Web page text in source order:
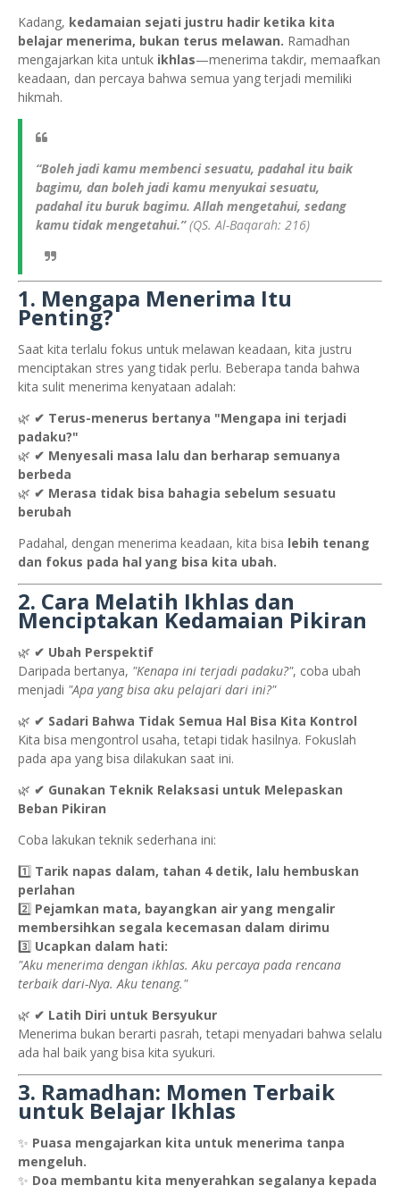
Kadang, kedamaian sejati justru hadir ketika kita
belajar menerima, bukan terus melawan. Ramadhan
mengajarkan kita untuk ikhlas—menerima takdir, memaafkan
keadaan, dan percaya bahwa semua yang terjadi memiliki
hikmah.
“Boleh jadi kamu membenci sesuatu, padahal itu baik
bagimu, dan boleh jadi kamu menyukai sesuatu,
padahal itu buruk bagimu. Allah mengetahui, sedang
kamu tidak mengetahui.”(QS. Al-Baqarah: 216)
1. Mengapa Menerima Itu
Penting?
Saat kita terlalu fokus untuk melawan keadaan, kita justru
menciptakan stres yang tidak perlu. Beberapa tanda bahwa
kita sulit menerima kenyataan adalah:
🌿 ✔ Terus-menerus bertanya "Mengapa ini terjadi
padaku?"
🌿 ✔ Menyesali masa lalu dan berharap semuanya
berbeda
🌿 ✔ Merasa tidak bisa bahagia sebelum sesuatu
berubah
Padahal, dengan menerima keadaan, kita bisa lebih tenang
dan fokus pada hal yang bisa kita ubah.
2. Cara Melatih Ikhlas dan
Menciptakan Kedamaian Pikiran
🌿 ✔ Ubah Perspektif
Daripada bertanya, "Kenapa ini terjadi padaku?", coba ubah
menjadi "Apa yang bisa aku pelajari dari ini?"
🌿 ✔ Sadari Bahwa Tidak Semua Hal Bisa Kita Kontrol
Kita bisa mengontrol usaha, tetapi tidak hasilnya. Fokuslah
pada apa yang bisa dilakukan saat ini.
🌿 ✔ Gunakan Teknik Relaksasi untuk Melepaskan
Beban Pikiran
Coba lakukan teknik sederhana ini:
1️⃣ Tarik napas dalam, tahan 4 detik, lalu hembuskan
perlahan
2️⃣ Pejamkan mata, bayangkan air yang mengalir
membersihkan segala kecemasan dalam dirimu
3️⃣ Ucapkan dalam hati:
"Aku menerima dengan ikhlas. Aku percaya pada rencana
terbaik dari-Nya. Aku tenang."
🌿 ✔ Latih Diri untuk Bersyukur
Menerima bukan berarti pasrah, tetapi menyadari bahwa selalu
ada hal baik yang bisa kita syukuri.
3. Ramadhan: Momen Terbaik
untuk Belajar Ikhlas
✨ Puasa mengajarkan kita untuk menerima tanpa
mengeluh.
✨ Doa membantu kita menyerahkan segalanya kepada